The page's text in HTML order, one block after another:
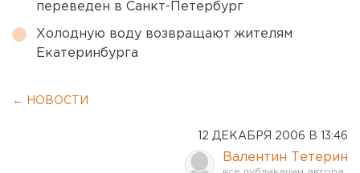
переведен в Санкт-Петербург
Холодную воду возвращают жителям
Екатеринбурга
← НОВОСТИ
12 ДЕКАБРЯ 2006 В 13:46
Валентин Тетерин